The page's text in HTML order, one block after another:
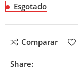
Esgotado
Comparar
Share: